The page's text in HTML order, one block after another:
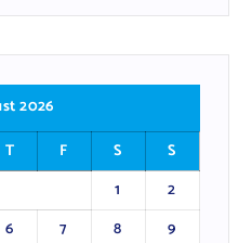
2026
T F S
S
1
2
6 7 8
9